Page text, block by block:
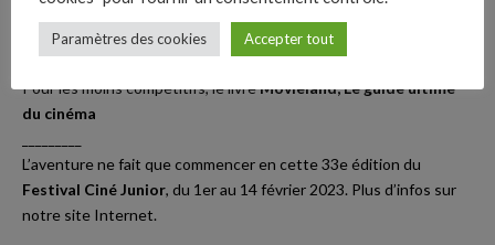
Follow Us
De 2 à 6 joueurs
D’une idée originale de David Honnorat
Pour les moins compétitifs, le livreMovieland, Le guide ultime
du cinéma
L’aventure ne fait que commencer en cette 33e édition du
Festival Ciné Junior, du 1er au 14 février 2023. Plus d’infos sur
notre site Internet.
Paramètres des cookies Accepter tout